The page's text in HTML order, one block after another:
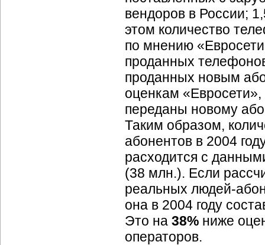
вендоров в России;
этом количество
по мнению
проданных
проданных новым
оценкам
переданы новому
Таким образом,
абонентов в 2004
расходится с
(38 млн.). Если
реальных людей-
она в 2004 году
Это на 38% ниже
операторов.